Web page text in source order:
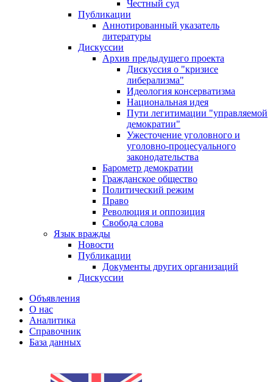
Честный суд
Публикации
Аннотированный указатель
литературы
Дискуссии
Архив предыдущего проекта
Дискуссия о "кризисе
либерализма"
Идеология консерватизма
Национальная идея
Пути легитимации "управляемой
демократии"
Ужесточение уголовного и
уголовно-процесуального
законодательства
Барометр демократии
Гражданское общество
Политический режим
Право
Революция и оппозиция
Свобода слова
Язык вражды
Новости
Публикации
Документы других организаций
Дискуссии
Объявления
О нас
Аналитика
Справочник
База данных